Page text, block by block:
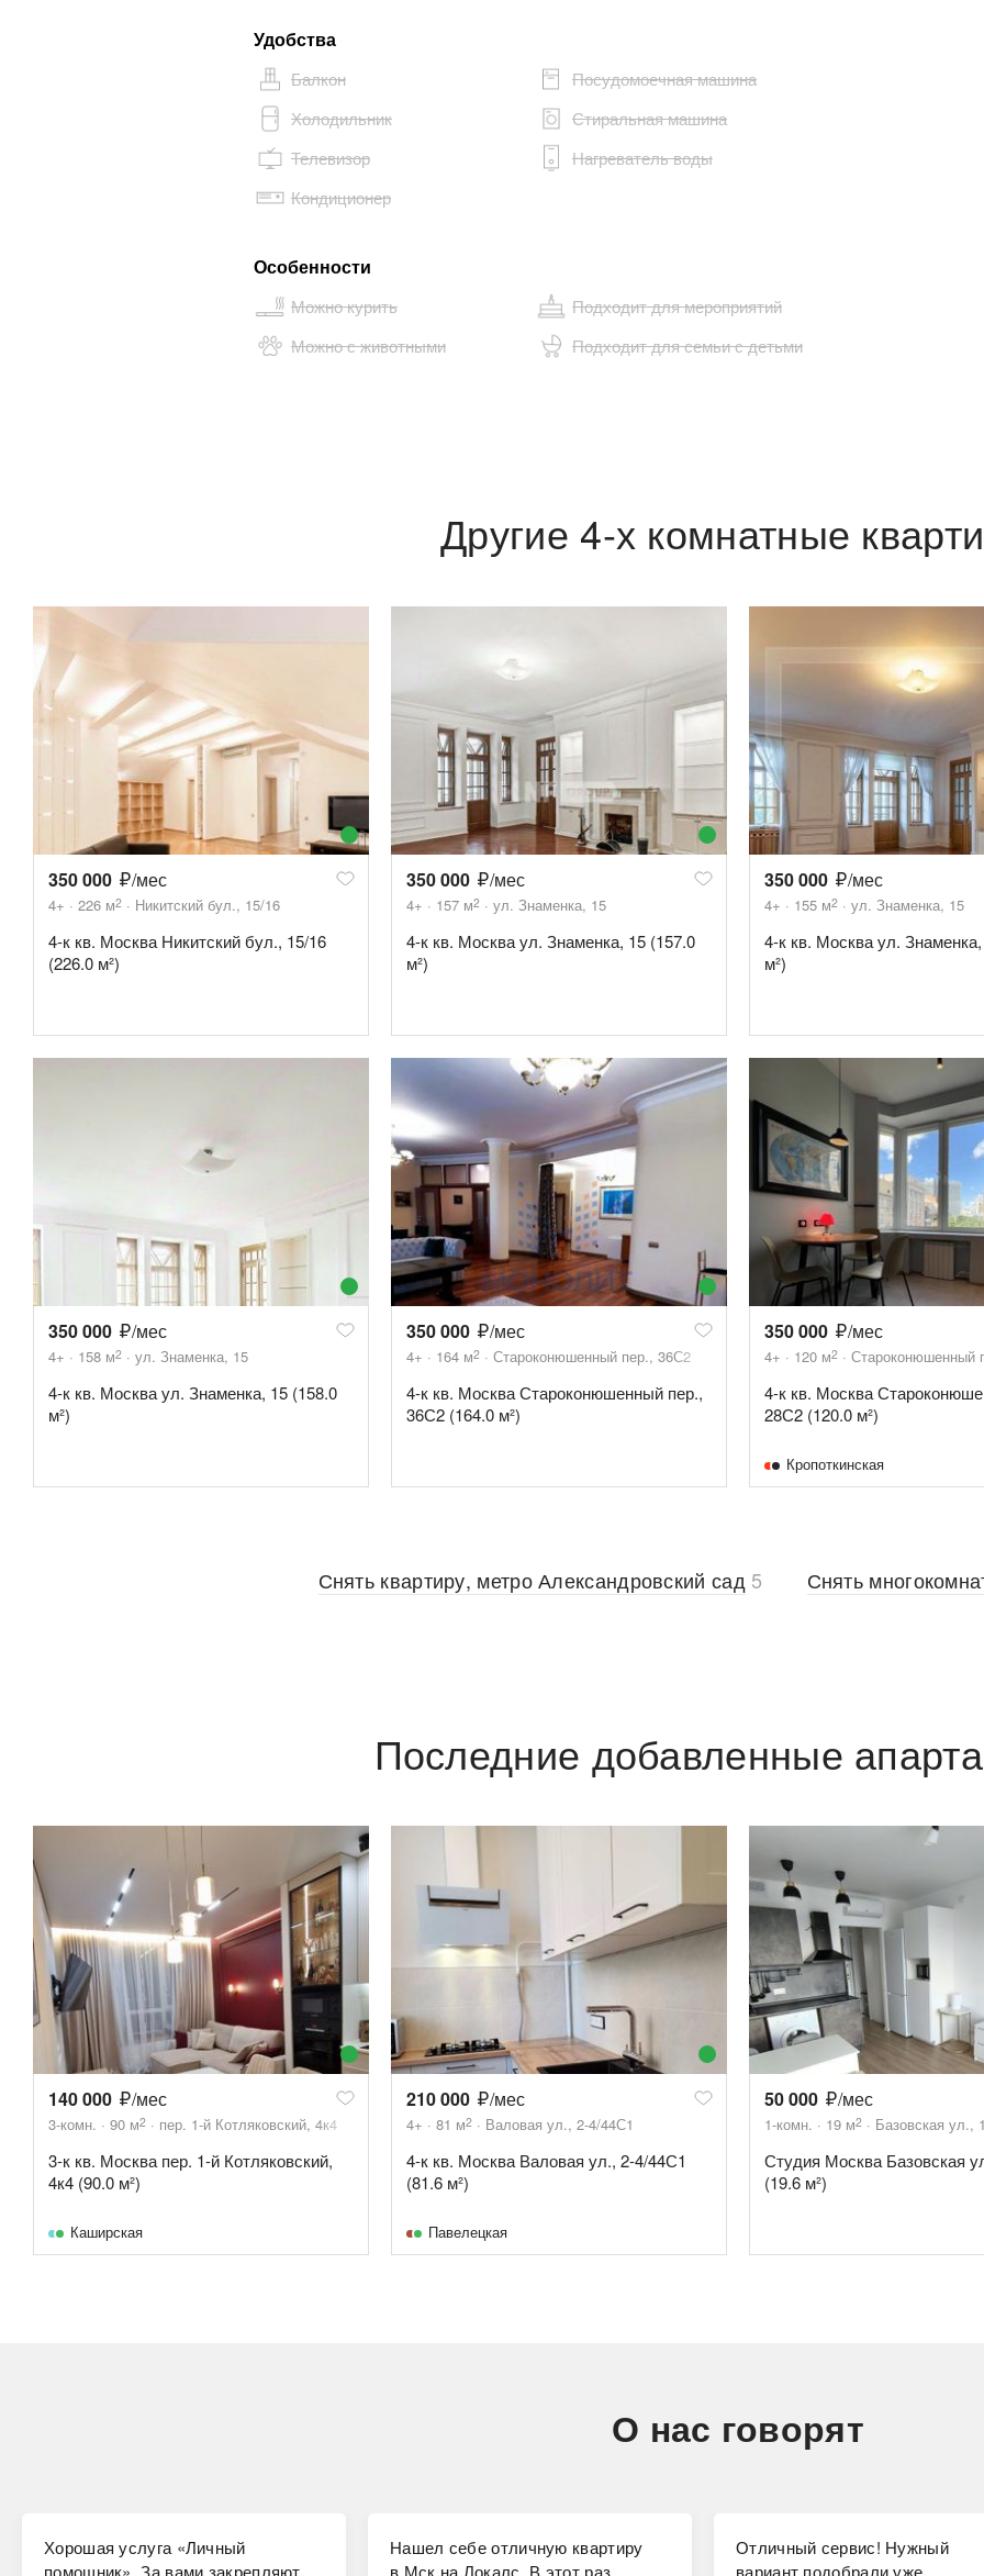
Удобства
Балкон
Посудомоечная машина
Холодильник
Стиральная машина
Телевизор
Нагреватель воды
Кондиционер
Особенности
Можно курить
Подходит для мероприятий
Можно с животными
Подходит для семьи с детьми
Другие 4-х комнатные
350 000 /мес
4+ 226 м2 Никитский бул., 15/16
4-к кв. Москва Никитский бул., 15/16
(226.0 м²)
350 000 /мес
4+ 157 м2 ул. Знаменка, 15
4-к кв. Москва ул. Знаменка, 15 (157.0
м²)
350 000 /мес
4+ 155 м2 ул. Знаменка, 15
4-к кв. Москва ул.
м²)
350 000 /мес
4+ 158 м2 ул. Знаменка, 15
4-к кв. Москва ул. Знаменка, 15 (158.0
м²)
350 000 /мес
4+ 164 м2 Староконюшенный пер., 36С2
4-к кв. Москва Староконюшенный пер.,
36С2 (164.0 м²)
350 000 /мес
4+ 120 м2 Староконюшенный
4-к кв. Москва
28С2 (120.0 м²)
Кропоткинская
Снять квартиру, метро Александровский сад 5 Снять
Последние добавленные
140 000 /мес
3-комн. 90 м2 пер. 1-й Котляковский, 4к4
3-к кв. Москва пер. 1-й Котляковский,
4к4 (90.0 м²)
Каширская
210 000 /мес
4+ 81 м2 Валовая ул., 2-4/44С1
4-к кв. Москва Валовая ул., 2-4/44С1
(81.6 м²)
Павелецкая
50 000 /мес
1-комн. 19 м2 Базовская ул.,
Студия Москва Базовская
(19.6 м²)
О нас говорят
Хорошая услуга «Личный
Нашел себе отличную квартиру
Отличный сервис! Нужный